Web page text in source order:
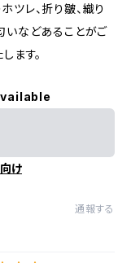
レ、折り皺、織り
いなどあることがご
ます。
け
通報する